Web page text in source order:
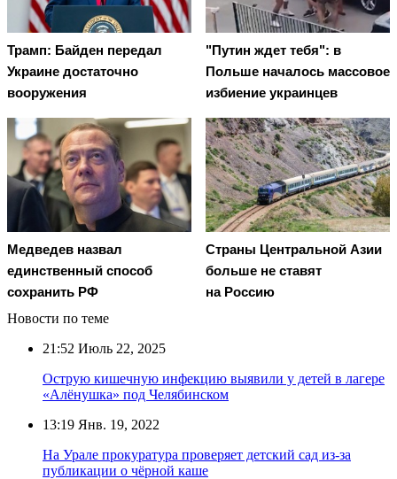
Трамп: Байден передал
Украине достаточно
вооружения
"Путин ждет тебя": в
Польше началось массовое
избиение украинцев
Медведев назвал
единственный способ
сохранить РФ
Страны Центральной Азии
больше не ставят
на Россию
Новости по теме
21:52 Июль 22, 2025
Острую кишечную инфекцию выявили у детей в лагере
«Алёнушка» под Челябинском
13:19 Янв. 19, 2022
На Урале прокуратура проверяет детский сад из-за
публикации о чёрной каше